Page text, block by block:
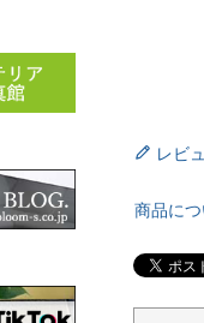
レビ
商品に